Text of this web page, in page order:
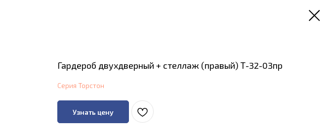
Гардероб двухдверный + стеллаж (правый) Т-32-03пр
Серия Торстон
Узнать цену